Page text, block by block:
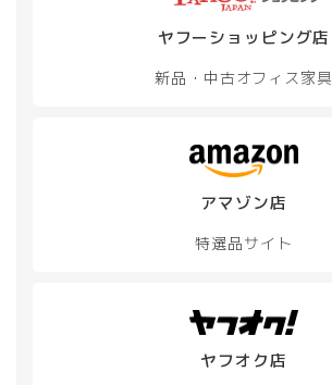
ヤフーショッピング店
新品・中古オフィス家具
アマゾン店
特選品サイト
ヤフオク店